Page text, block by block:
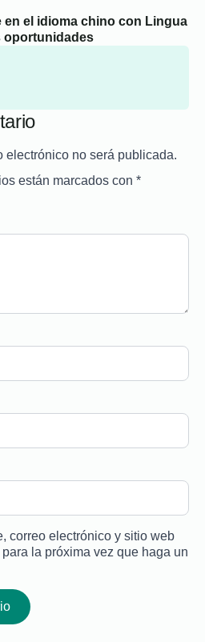
en el idioma chino con Lingua
oportunidades
electrónico no será publicada.
están marcados con *
correo electrónico y sitio web
la próxima vez que haga un